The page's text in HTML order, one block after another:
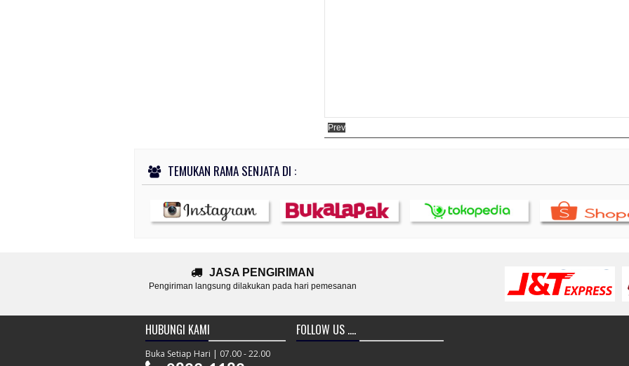
Prev
TEMUKAN RAMA SENJATA DI :
JASA PENGIRIMAN
Pengiriman langsung dilakukan pada hari pemesanan
HUBUNGI KAMI
Buka Setiap Hari | 07.00 - 22.00
FOLLOW US ....